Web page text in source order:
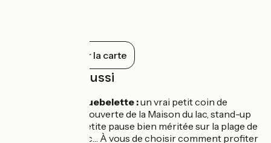
Tout afficher sur la carte
À découvrir aussi
Le lac d’Aiguebelette :un vrai petit coin de
paradis. Découverte de la Maison du lac, stand-up
paddle, ou petite pause bien méritée sur la plage de
Lépin-le-Lac… À vous de choisir comment profiter